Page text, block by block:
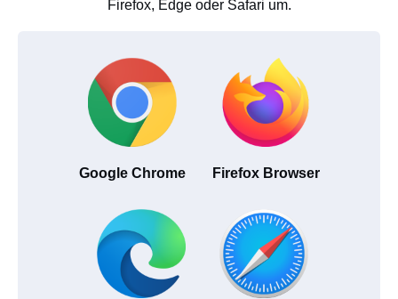
Firefox, Edge oder Safari um.
Google Chrome Firefox Browser